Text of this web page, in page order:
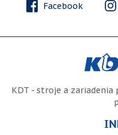
Facebook
KDT - stroje a